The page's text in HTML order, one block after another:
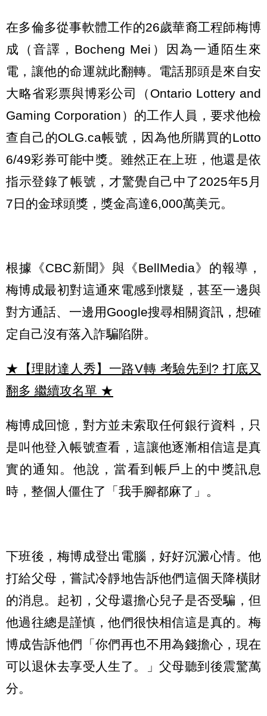
在多倫多從事軟體工作的26歲華裔工程師梅博
成（音譯，Bocheng Mei）因為一通陌生來
電，讓他的命運就此翻轉。電話那頭是來自安
大略省彩票與博彩公司（Ontario Lottery and
Gaming Corporation）的工作人員，要求他檢
查自己的OLG.ca帳號，因為他所購買的Lotto
6/49彩券可能中獎。雖然正在上班，他還是依
指示登錄了帳號，才驚覺自己中了2025年5月
7日的金球頭獎，獎金高達6,000萬美元。
根據《CBC新聞》與《BellMedia》的報導，
梅博成最初對這通來電感到懷疑，甚至一邊與
對方通話、一邊用Google搜尋相關資訊，想確
定自己沒有落入詐騙陷阱。
★【理財達人秀】一路V轉 考驗先到? 打底又
翻多 繼續攻名單 ★
梅博成回憶，對方並未索取任何銀行資料，只
是叫他登入帳號查看，這讓他逐漸相信這是真
實的通知。他說，當看到帳戶上的中獎訊息
時，整個人僵住了「我手腳都麻了」。
下班後，梅博成登出電腦，好好沉澱心情。他
打給父母，嘗試冷靜地告訴他們這個天降橫財
的消息。起初，父母還擔心兒子是否受騙，但
他過往總是謹慎，他們很快相信這是真的。梅
博成告訴他們「你們再也不用為錢擔心，現在
可以退休去享受人生了。」父母聽到後震驚萬
分。